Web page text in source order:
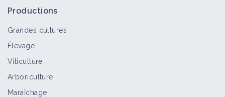
Productions
Grandes cultures
Élevage
Viticulture
Arboriculture
Maraîchage